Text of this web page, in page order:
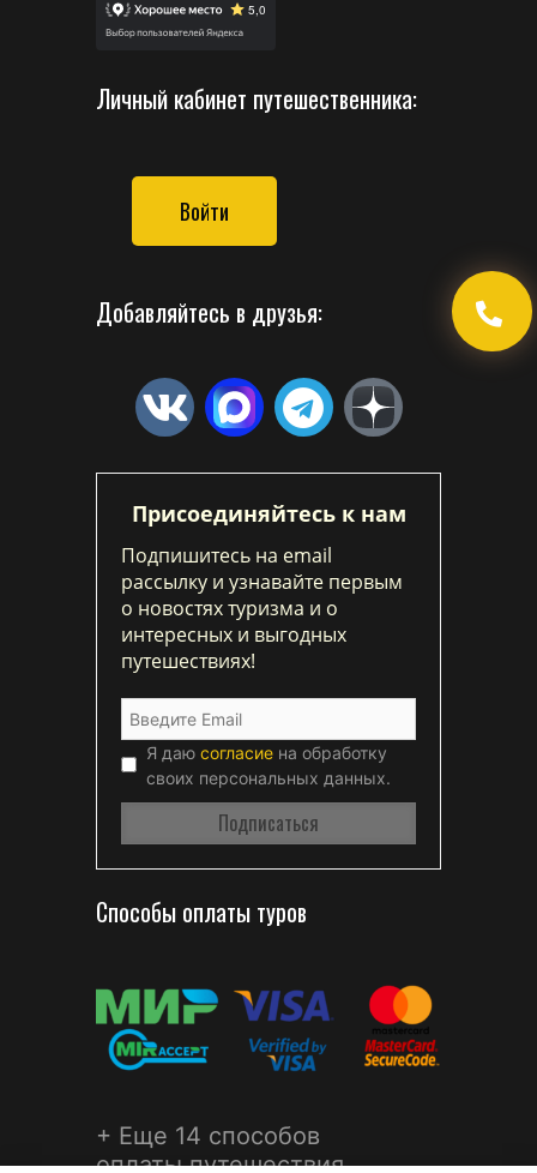
Личный кабинет путешественника:
Войти
Добавляйтесь в друзья:
Присоединяйтесь к нам
Подпишитесь на email
рассылку и узнавайте первым
о новостях туризма и о
интересных и выгодных
путешествиях!
Я даю согласие на обработку
своих персональных данных.
Способы оплаты туров
+ Еще 14 способов
оплаты путешествия